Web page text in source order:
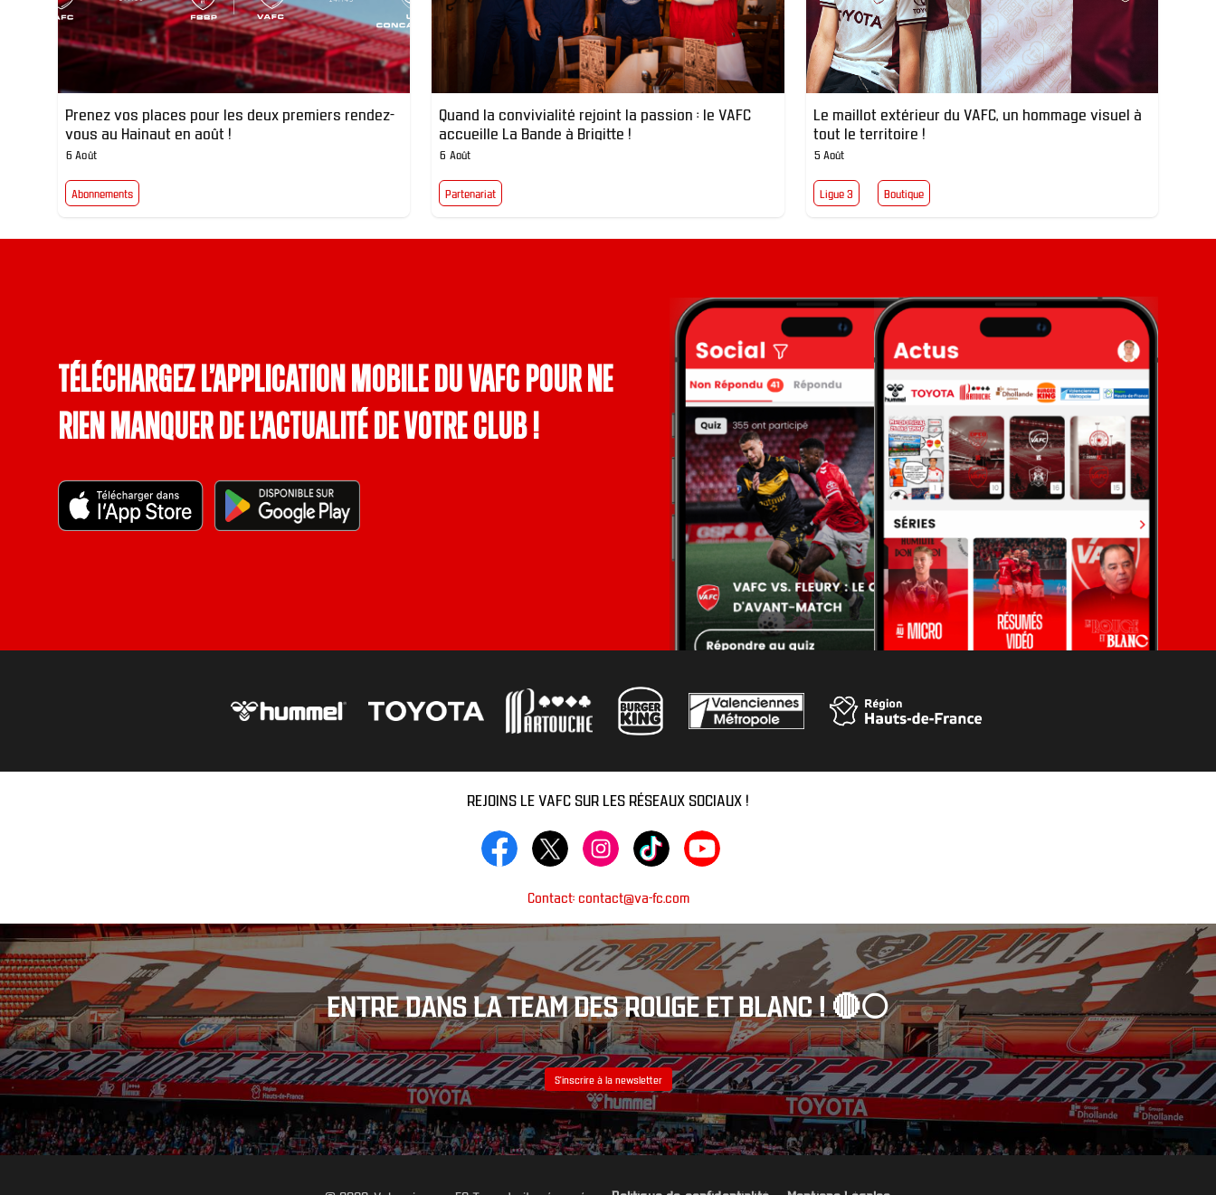
Prenez vos places pour les deux premiers rendez-
vous au Hainaut en août !
6 Août
Abonnements
Quand la convivialité rejoint la passion : le VAFC
accueille La Bande à Brigitte !
6 Août
Partenariat
Le maillot extérieur du VAFC, un hommage visuel à
tout le territoire !
5 Août
Ligue 3 Boutique
Téléchargez l’application mobile du VAFC pour ne
rien manquer de l’actualité de votre club !
REJOINS LE VAFC SUR LES RÉSEAUX SOCIAUX !
Contact: contact@va-fc.com
ENTRE DANS LA TEAM DES ROUGE ET BLANC ! 🔴⚪️
S’inscrire à la newsletter